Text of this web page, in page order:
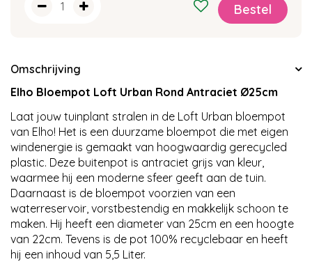
Omschrijving
Elho Bloempot Loft Urban Rond Antraciet Ø25cm
Laat jouw tuinplant stralen in de Loft Urban bloempot
van Elho! Het is een duurzame bloempot die met eigen
windenergie is gemaakt van hoogwaardig gerecycled
plastic. Deze buitenpot is antraciet grijs van kleur,
waarmee hij een moderne sfeer geeft aan de tuin.
Daarnaast is de bloempot voorzien van een
waterreservoir, vorstbestendig en makkelijk schoon te
maken. Hij heeft een diameter van 25cm en een hoogte
van 22cm. Tevens is de pot 100% recyclebaar en heeft
hij een inhoud van 5,5 Liter.